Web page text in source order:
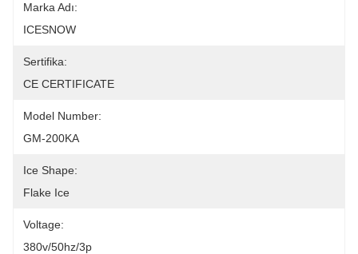
Marka Adı:
ICESNOW
Sertifika:
CE CERTIFICATE
Model Number:
GM-200KA
Ice Shape:
Flake Ice
Voltage:
380v/50hz/3p